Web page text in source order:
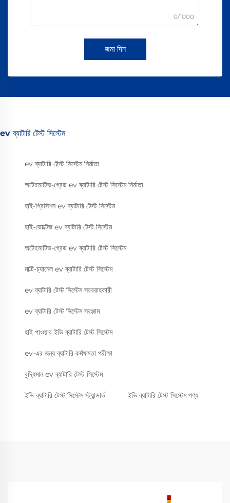
0/1000
জমা দিন
ev ব্যাটারি টেস্ট সিস্টেম
ev ব্যাটারি টেস্ট সিস্টেম নির্মাতা
অটোমোটিভ-গ্রেড ev ব্যাটারি টেস্ট সিস্টেম নির্মাতা
হাই-প্রিসিশন ev ব্যাটারি টেস্ট সিস্টেম
হাই-ভোল্টেজ ev ব্যাটারি টেস্ট সিস্টেম
অটোমোটিভ-গ্রেড ev ব্যাটারি টেস্ট সিস্টেম
মাল্টি-চ্যানেল ev ব্যাটারি টেস্ট সিস্টেম
ev ব্যাটারি টেস্ট সিস্টেম সরবরাহকারী
ev ব্যাটারি টেস্ট সিস্টেম সরঞ্জাম
হাই পাওয়ার ইভি ব্যাটারি টেস্ট সিস্টেম
ev-এর জন্য ব্যাটারি কর্মক্ষমতা পরীক্ষা
বুদ্ধিমান ev ব্যাটারি টেস্ট সিস্টেম
ইভি ব্যাটারি টেস্ট সিস্টেম স্ট্যান্ডার্ড ইভি ব্যাটারি টেস্ট সিস্টেম পণ্য